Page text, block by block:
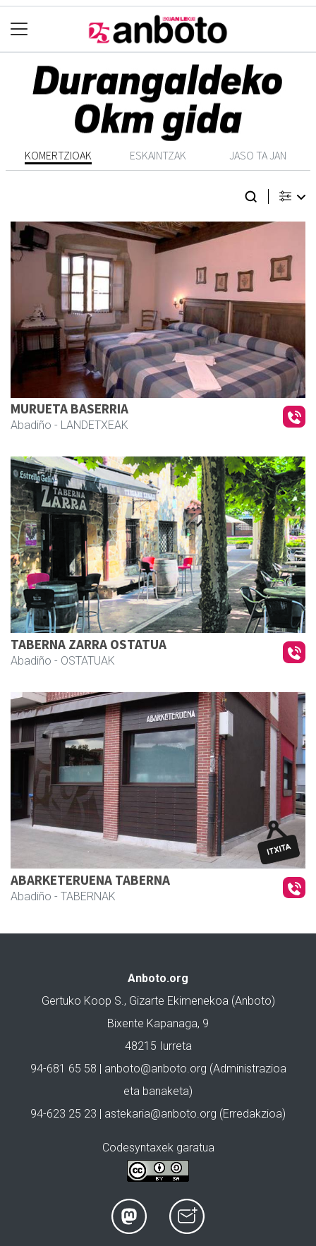
KOMERTZIOAK ESKAINTZAK JASO TA JAN
MURUETA BASERRIA
Abadiño - LANDETXEAK
TABERNA ZARRA OSTATUA
Abadiño - OSTATUAK
ABARKETERUENA TABERNA
Abadiño - TABERNAK
Anboto.org
Gertuko Koop S., Gizarte Ekimenekoa (Anboto)
Bixente Kapanaga, 9
48215 Iurreta
94-681 65 58 | anboto@anboto.org (Administrazioa
eta banaketa)
94-623 25 23 | astekaria@anboto.org (Erredakzioa)
Codesyntaxek garatua